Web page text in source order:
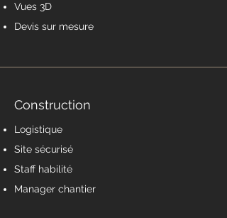
Vues 3D
Devis sur mesure
Construction
Logistique
Site sécurisé
Staff habilité
Manager chantier